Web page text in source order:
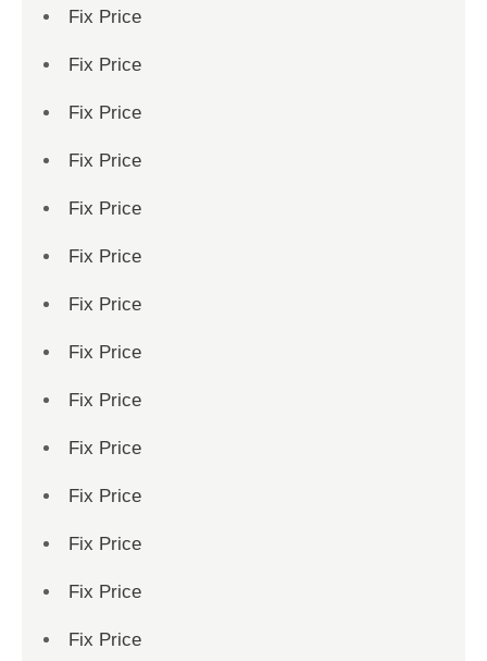
Fix Price
Fix Price
Fix Price
Fix Price
Fix Price
Fix Price
Fix Price
Fix Price
Fix Price
Fix Price
Fix Price
Fix Price
Fix Price
Fix Price